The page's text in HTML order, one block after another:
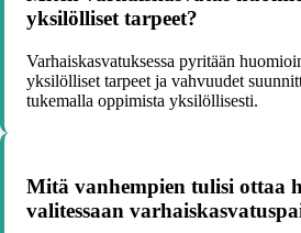
yksilölliset tarpeet?
Varhaiskasvatuksessa pyritään
yksilölliset tarpeet ja vahvuudet
tukemalla oppimista yksilöllisesti.
Mitä vanhempien tulisi ottaa
valitessaan